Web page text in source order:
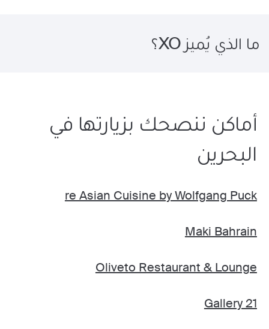
ما الذي يُميز XO؟
أماكن ننصحك بزيارتها في
البحرين
re Asian Cuisine by Wolfgang Puck
Maki Bahrain
Oliveto Restaurant & Lounge
Gallery 21